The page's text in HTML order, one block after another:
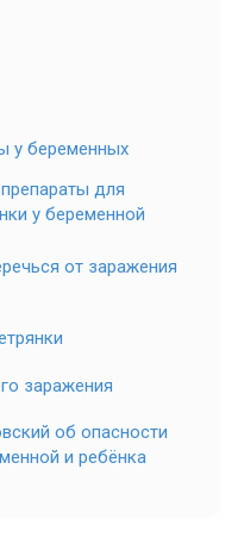
у беременных
для
у беременной
от заражения
заражения
об опасности
и ребёнка